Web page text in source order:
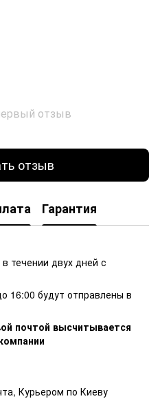
отзыв
отзыв
Гарантия
течении двух дней с
16:00 будут отправлены в
почтой высчитывается
Курьером по Киеву